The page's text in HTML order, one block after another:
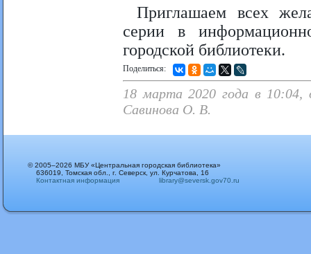
Приглашаем всех
серии в
городской библиотеки.
Поделиться:
18 марта 2020 года в 10:04,
Савинова О. В.
© 2005–2026 МБУ «Центральная городская библиотека»
636019, Томская обл., г. Северск, ул. Курчатова, 16
Контактная информация
library@seversk.gov70.ru